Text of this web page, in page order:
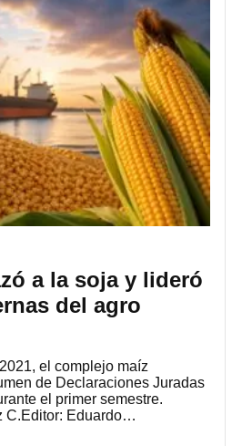
a la soja y lideró
del agro
el complejo maíz
de Declaraciones Juradas
el primer semestre.
C.Editor: Eduardo…